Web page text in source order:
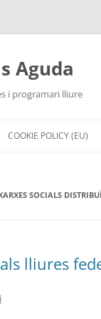
Aguda
i programari lliure
COOKIE POLICY (EU)
SOCIALS
lliures